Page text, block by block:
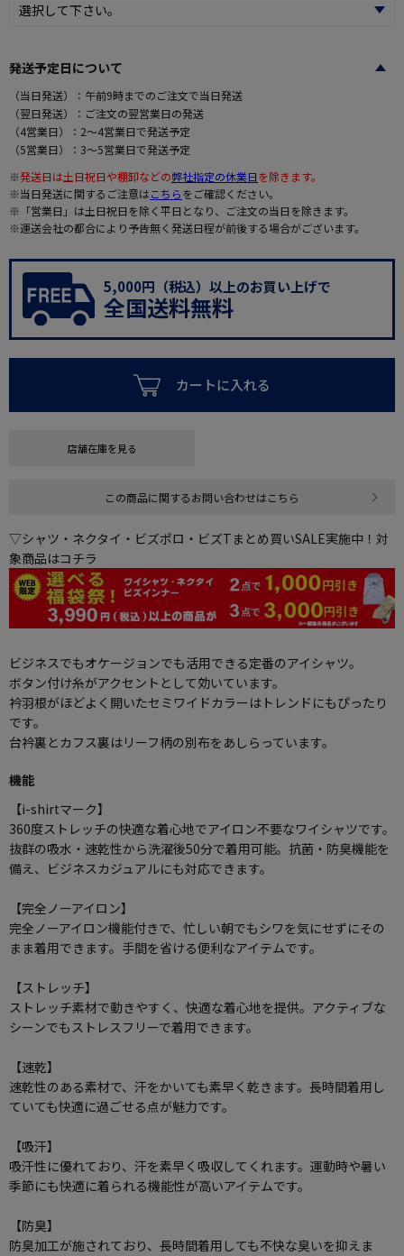
発送予定日について
（当日発送）：午前9時までのご注文で当日発送
（翌日発送）：ご注文の翌営業日の発送
（4営業日）：2～4営業日で発送予定
（5営業日）：3～5営業日で発送予定
※発送日は土日祝日や棚卸などの弊社指定の休業日を除きます。
※当日発送に関するご注意はこちらをご確認ください。
※「営業日」は土日祝日を除く平日となり、ご注文の当日を除きます。
※運送会社の都合により予告無く発送日程が前後する場合がございます。
5,000円（税込）以上のお買い上げで
全国送料無料
カートに入れる
店舗在庫を見る
この商品に関するお問い合わせはこちら
▽シャツ・ネクタイ・ビズポロ・ビズTまとめ買いSALE実施中！対
象商品はコチラ
ビジネスでもオケージョンでも活用できる定番のアイシャツ。
ボタン付け糸がアクセントとして効いています。
衿羽根がほどよく開いたセミワイドカラーはトレンドにもぴったり
です。
台衿裏とカフス裏はリーフ柄の別布をあしらっています。
機能
【i-shirtマーク】
360度ストレッチの快適な着心地でアイロン不要なワイシャツです。
抜群の吸水・速乾性から洗濯後50分で着用可能。抗菌・防臭機能を
備え、ビジネスカジュアルにも対応できます。
【完全ノーアイロン】
完全ノーアイロン機能付きで、忙しい朝でもシワを気にせずにその
まま着用できます。手間を省ける便利なアイテムです。
【ストレッチ】
ストレッチ素材で動きやすく、快適な着心地を提供。アクティブな
シーンでもストレスフリーで着用できます。
【速乾】
速乾性のある素材で、汗をかいても素早く乾きます。長時間着用し
ていても快適に過ごせる点が魅力です。
【吸汗】
吸汗性に優れており、汗を素早く吸収してくれます。運動時や暑い
季節にも快適に着られる機能性が高いアイテムです。
【防臭】
防臭加工が施されており、長時間着用しても不快な臭いを抑えま